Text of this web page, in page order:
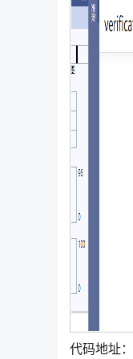
代码地址：